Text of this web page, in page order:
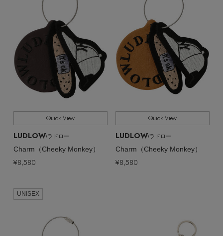
Quick View
LUDLOW/ラドロー
Charm（Cheeky Monkey）
¥8,580
Quick View
LUDLOW/ラドロー
Charm（Cheeky Monkey）
¥8,580
UNISEX